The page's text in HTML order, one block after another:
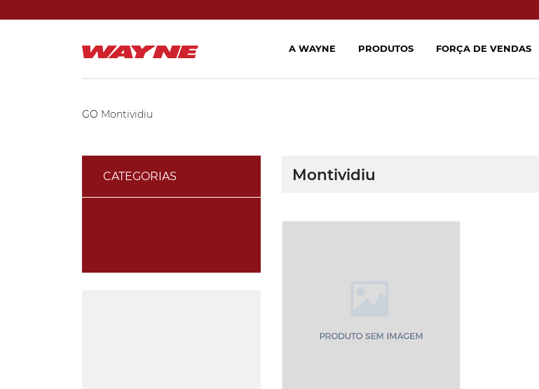
GO Montividiu
CATEGORIAS Montividiu
A WAYNE PRODUTOS FORÇA DE VENDAS